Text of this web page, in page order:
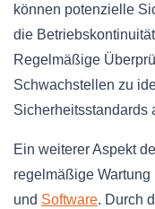
können potenzielle
die
Regelmäßige
Schwachstellen zu
Sicherheitsstandards
Ein weiterer Aspekt
regelmäßige
und Software. Durch